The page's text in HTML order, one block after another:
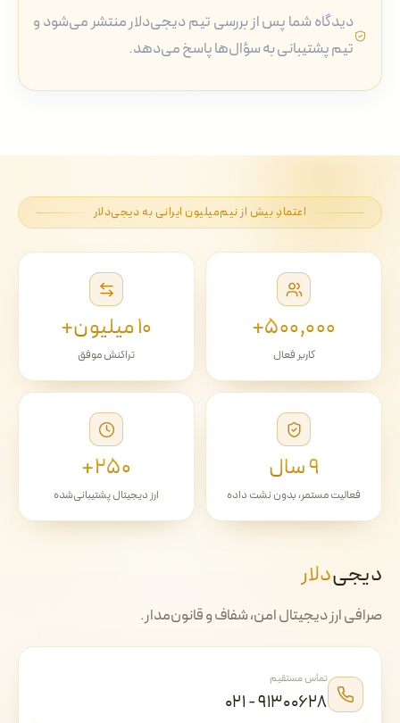
دیدگاه شما پس از بررسی تیم دیجی‌دلار منتشر می‌شود و
تیم پشتیبانی به سؤال‌ها پاسخ می‌دهد.
اعتمادِ بیش از نیم‌میلیون ایرانی به دیجی‌دلار
۵۰۰٬۰۰۰+
کاربر فعال
۱۰ میلیون+
تراکنش موفق
۹ سال
فعالیت مستمر، بدون نشت داده
۲۵۰+
ارز دیجیتال پشتیبانی‌شده
دیجی‌دلار
صرافی ارز دیجیتال امن، شفاف و قانون‌مدار.
تماس مستقیم
۰۲۱ - ۹۱۳۰۰۶۲۸